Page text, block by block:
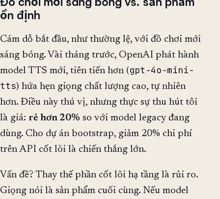
ổn định
Cám dỗ bắt đầu, như thường lệ, với đồ chơi mới
sáng bóng. Vài tháng trước, OpenAI phát hành
model TTS mới, tiên tiến hơn (gpt-4o-mini-
tts) hứa hẹn giọng chất lượng cao, tự nhiên
hơn. Điều này thú vị, nhưng thực sự thu hút tôi
là giá: rẻ hơn 20% so với model legacy đang
dùng. Cho dự án bootstrap, giảm 20% chi phí
trên API cốt lõi là chiến thắng lớn.
Vấn đề? Thay thế phần cốt lõi hạ tầng là rủi ro.
Giọng nói là sản phẩm cuối cùng. Nếu model